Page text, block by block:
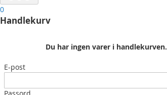
0
Handlekurv
Du har ingen varer i handlekurven.
E-post